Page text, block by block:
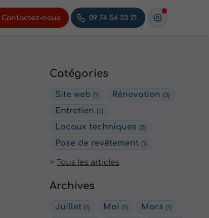
Contactez-nous 09 74 56 23 21
Catégories
Site web (1) Rénovation(3)
Entretien (2)
Locaux techniques (2)
Pose de revêtement (1)
Tous les articles
Archives
Juillet (1) Mai(1) Mars(1)